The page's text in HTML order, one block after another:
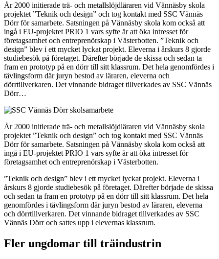
År 2000 initierade trä- och metallslöjdläraren vid Vännäsby skola
projektet ”Teknik och design” och tog kontakt med SSC Vännäs
Dörr för samarbete. Satsningen på Vännäsby skola kom också att
ingå i EU-projektet PRIO 1 vars syfte är att öka intresset för
företagsamhet och entreprenörskap i Västerbotten. ”Teknik och
design” blev i ett mycket lyckat projekt. Eleverna i årskurs 8 gjorde
studiebesök på företaget. Därefter började de skissa och sedan ta
fram en prototyp på en dörr till sitt klassrum. Det hela genomfördes i
tävlingsform där juryn bestod av läraren, eleverna och
dörrtillverkaren. Det vinnande bidraget tillverkades av SSC Vännäs
Dörr…
År 2000 initierade trä- och metallslöjdläraren vid Vännäsby skola
projektet ”Teknik och design” och tog kontakt med SSC Vännäs
Dörr för samarbete. Satsningen på Vännäsby skola kom också att
ingå i EU-projektet PRIO 1 vars syfte är att öka intresset för
företagsamhet och entreprenörskap i Västerbotten.
”Teknik och design” blev i ett mycket lyckat projekt. Eleverna i
årskurs 8 gjorde studiebesök på företaget. Därefter började de skissa
och sedan ta fram en prototyp på en dörr till sitt klassrum. Det hela
genomfördes i tävlingsform där juryn bestod av läraren, eleverna
och dörrtillverkaren. Det vinnande bidraget tillverkades av SSC
Vännäs Dörr och sattes upp i elevernas klassrum.
Fler ungdomar till träindustrin